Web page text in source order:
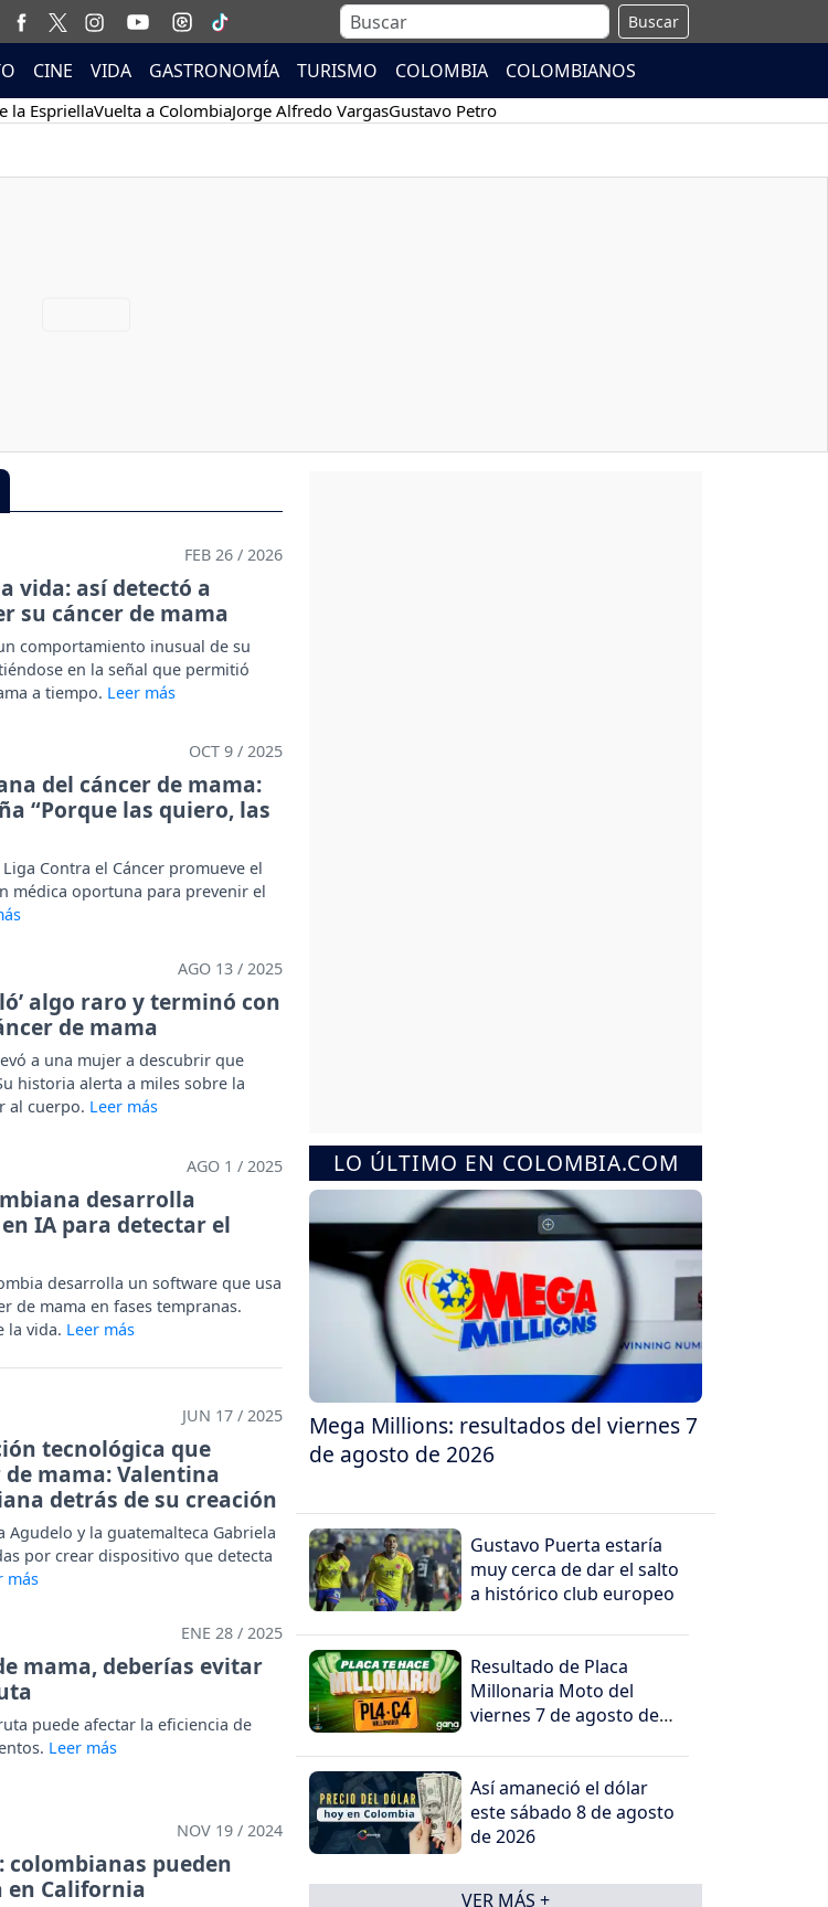
Buscar
CINE VIDA GASTRONOMÍA TURISMO COLOMBIA COLOMBIANOS
la EspriellaVuelta a ColombiaJorge Alfredo VargasGustavo Petro
FEB 26 / 2026
vida: así detectó a
su cáncer de mama
comportamiento inusual de su
en la señal que permitió
a tiempo.
OCT 9 / 2025
del cáncer de mama:
“Porque las quiero, las
Contra el Cáncer promueve el
médica oportuna para prevenir el
AGO 13 / 2025
algo raro y terminó con
de mama
a una mujer a descubrir que
historia alerta a miles sobre la
al cuerpo.
AGO 1 / 2025
desarrolla
IA para detectar el
desarrolla un software que usa
de mama en fases tempranas.
la vida.
JUN 17 / 2025
tecnológica que
mama: Valentina
detrás de su creación
Agudelo y la guatemalteca Gabriela
por crear dispositivo que detecta
ENE 28 / 2025
mama, deberías evitar
puede afectar la eficiencia de
NOV 19 / 2024
colombianas pueden
en California
LO ÚLTIMO EN COLOMBIA.COM
Mega Millions: resultados del viernes 7
de agosto de 2026
Gustavo Puerta estaría
muy cerca de dar el salto
a histórico club europeo
Resultado de Placa
Millonaria Moto del
viernes 7 de agosto de
Así amaneció el dólar
este sábado 8 de agosto
de 2026
VER MÁS +